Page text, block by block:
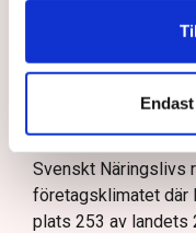
kommunen att en
systemet.”
– Det är typiskt för
ser på oss, säger
Svenskt Näringslivs
företagsklimatet där
plats 253 av landets